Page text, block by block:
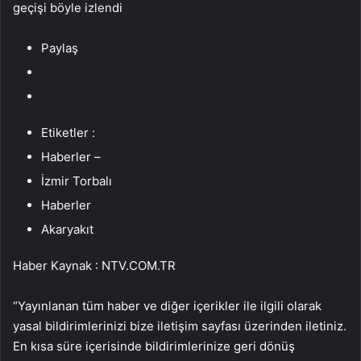
geçişi böyle izlendi
Paylaş
Etiketler :
Haberler –
İzmir Torbalı
Haberler
Akaryakıt
Haber Kaynak : NTV.COM.TR
“Yayınlanan tüm haber ve diğer içerikler ile ilgili olarak
yasal bildirimlerinizi bize iletişim sayfası üzerinden iletiniz.
En kısa süre içerisinde bildirimlerinize geri dönüş